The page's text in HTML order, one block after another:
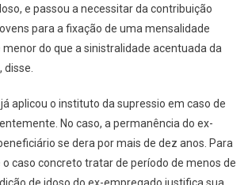
e passou a necessitar da contribuição
para a fixação de uma mensalidade
do que a sinistralidade acentuada da
aplicou o instituto da supressio em caso de
No caso, a permanência do ex-
se dera por mais de dez anos. Para
o caso concreto tratar de período de menos de
de idoso do ex-empregado justifica sua